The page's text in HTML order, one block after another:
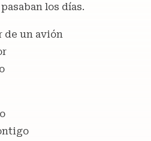
los días.
de un avión